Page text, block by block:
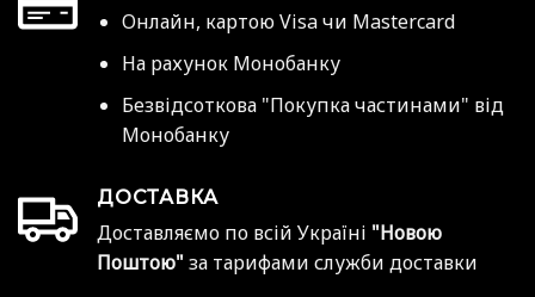
Онлайн, картою Visa чи Mastercard
На рахунок Монобанку
Безвідсоткова "Покупка частинами" від
Монобанку
ДОСТАВКА
Доставляємо по всій Україні "Новою
Поштою" за тарифами служби доставки